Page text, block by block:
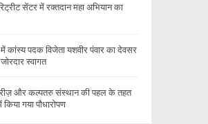
सेंटर में रक्तदान महा अभियान का
कांस्य पदक विजेता यशवीर पंवार का देवसर
स्वागत
और कल्पतरु संस्थान की पहल के तहत
गया पौधारोपण